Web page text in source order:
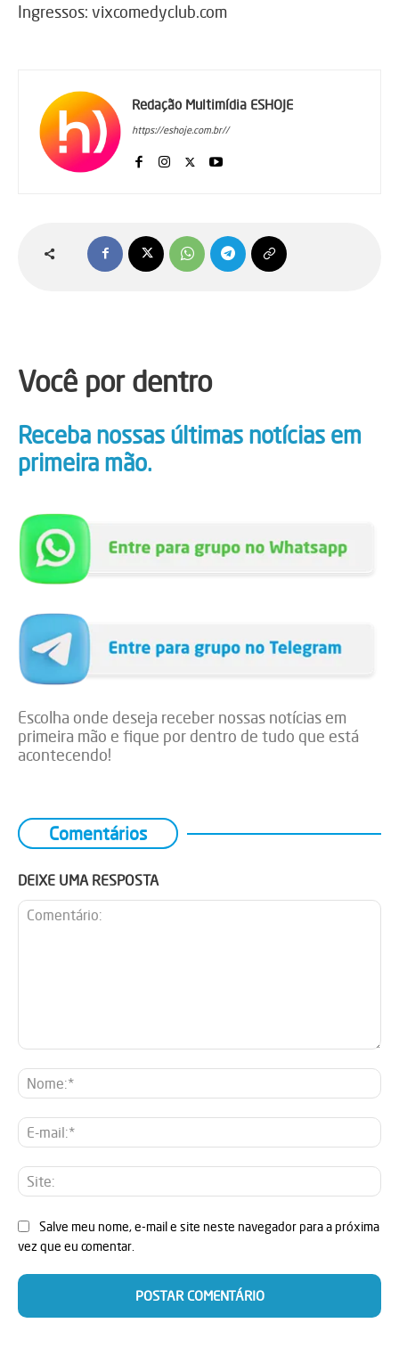
Ingressos: vixcomedyclub.com
Redação Multimídia ESHOJE
https://eshoje.com.br//
Você por dentro
Receba nossas últimas notícias em
primeira mão.
Escolha onde deseja receber nossas notícias em
primeira mão e fique por dentro de tudo que está
acontecendo!
Comentários
DEIXE UMA RESPOSTA
E-
Salve meu nome, e-mail e site neste navegador para a próxima
vez que eu comentar.